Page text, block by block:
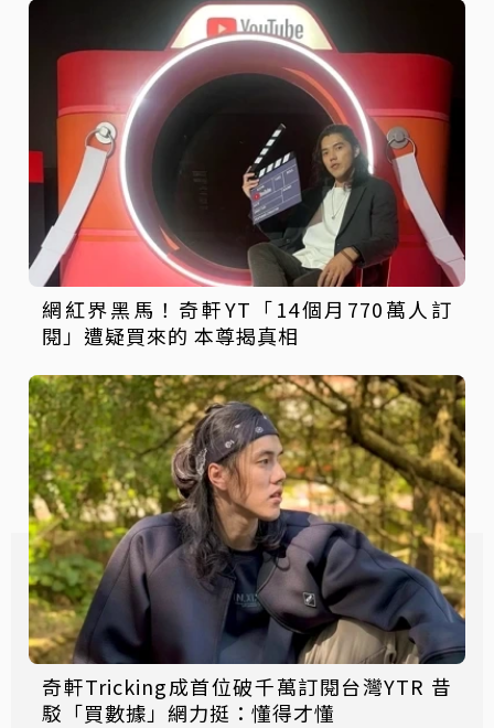
網紅界黑馬！奇軒YT「14個月770萬人訂
閱」遭疑買來的 本尊揭真相
奇軒Tricking成首位破千萬訂閱台灣YTR 昔
駁「買數據」網力挺：懂得才懂